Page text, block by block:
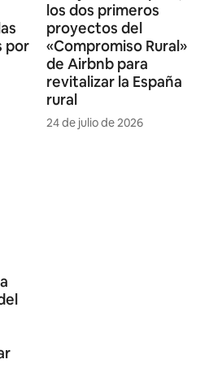
por
los dos primeros
proyectos del
«Compromiso Rural»
de Airbnb para
revitalizar la España
rural
24 de julio de 2026